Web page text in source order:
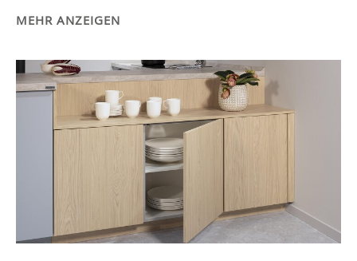
MEHR ANZEIGEN